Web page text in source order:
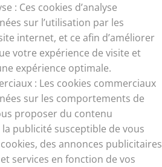
: Ces cookies d’analyse
sur l’utilisation par les
internet, et ce afin d’améliorer
votre expérience de visite et
expérience optimale.
: Les cookies commerciaux
sur les comportements de
proposer du contenu
publicité susceptible de vous
des annonces publicitaires
services en fonction de vos